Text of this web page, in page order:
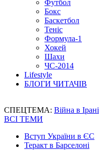
Футбол
Бокс
Баскетбол
Теніс
Формула-1
Хокей
Шахи
ЧС-2014
Lifestyle
БЛОГИ ЧИТАЧІВ
СПЕЦТЕМА: Війна в Ірані
ВСІ ТЕМИ
Вступ України в ЄС
Теракт в Барселоні